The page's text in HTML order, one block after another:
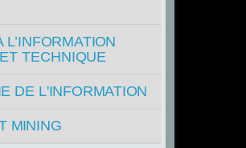
TECHNIQUE
DE L'INFORMATION
MINING